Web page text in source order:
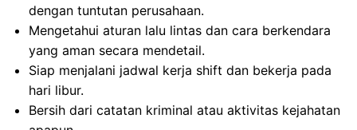
dengan tuntutan perusahaan.
Mengetahui aturan lalu lintas dan cara berkendara
yang aman secara mendetail.
Siap menjalani jadwal kerja shift dan bekerja pada
hari libur.
Bersih dari catatan kriminal atau aktivitas kejahatan